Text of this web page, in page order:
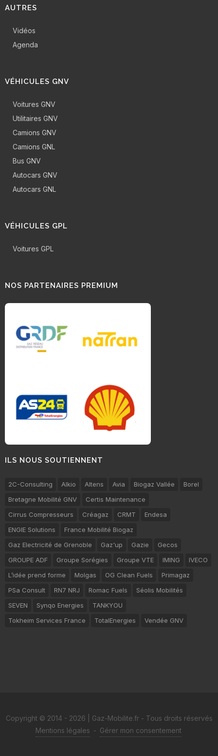
AUTRES
Vidéos
Agenda
VÉHICULES GNV
Voitures GNV
Utilitaires GNV
Camions GNV
Camions GNL
Bus GNV
Autocars GNV
Autocars GNL
VÉHICULES GPL
Voitures GPL
NOS PARTENAIRES PREMIUM
ILS NOUS SOUTIENNENT
2C-Consulting Alkio Altens Avia Biogaz Vallée
Borel
Bretagne Mobilité GNV
Certis Maintenance
Cirrus Compresseurs
Créagaz CRMT
Endesa
ENGIE Solutions
France Mobilité Biogaz
Gaz Electricité de Grenoble
Gaz'up Gazie
Gecos
GROUPE ADF
Groupe Sorégies Groupe VTE IMING
IVECO
L’idée prend forme
Molgas OG Clean Fuels
Primagaz
PSa Consult
RN7 NRJ Romac Fuels
Séolis Mobilités
SEVEN
Synqo Energies
TANKYOU
Tokheim Services France
TotalEnergies Vendée GNV
Copyright © 2014 - 2026 | Gaz-Mobilite.fr - Tous droits réservés
Mentions légales - Gérer mon consentement